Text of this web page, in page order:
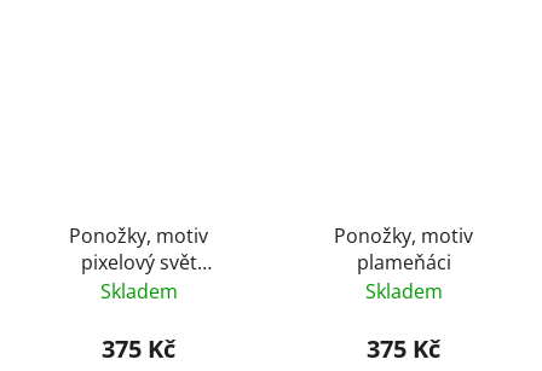
Ponožky, motiv
pixelový svět
minecraftu
Skladem
375 Kč
Ponožky, motiv
plameňáci
Skladem
375 Kč